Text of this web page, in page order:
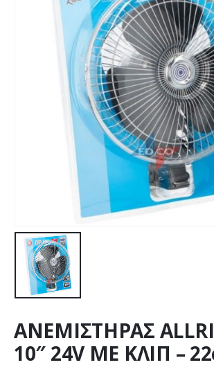
ΑΝΕΜΙΣΤΗΡΑΣ
10″ 24V ΜΕ ΚΛΙΠ –